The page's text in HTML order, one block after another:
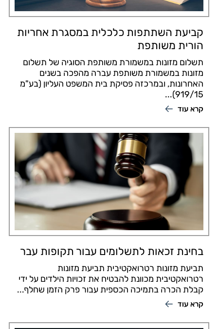
קביעת השתתפות כלכלית במסגרת אחריות
הורית משותפת
תשלום מזונות במשמורת משותפת הסוגיה של תשלום
מזונות במשמורת משותפת עברה מהפכה בשנים
האחרונות, ובמרכזה פסיקת בית המשפט העליון (בע"מ
919/15)...
קרא עוד
בחינת זכאות לתשלומים עבור תקופות עבר
תביעת מזונות רטרואקטיבית תביעת מזונות
רטרואקטיבית מכוונת להבטיח את זכויות הילדים על ידי
קבלת הכרה בתמיכה הכספית עבור פרק הזמן שחלף...
קרא עוד